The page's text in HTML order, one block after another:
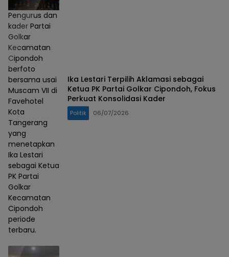
Pengurus dan
kader Partai
Golkar
Kecamatan
Cipondoh
berfoto
bersama usai
Muscam VII di
Favehotel
Kota
Tangerang
yang
menetapkan
Ika Lestari
sebagai Ketua
PK Partai
Golkar
Kecamatan
Cipondoh
periode
terbaru.
Ika Lestari Terpilih Aklamasi sebagai
Ketua PK Partai Golkar Cipondoh, Fokus
Perkuat Konsolidasi Kader
Politik 06/07/2026